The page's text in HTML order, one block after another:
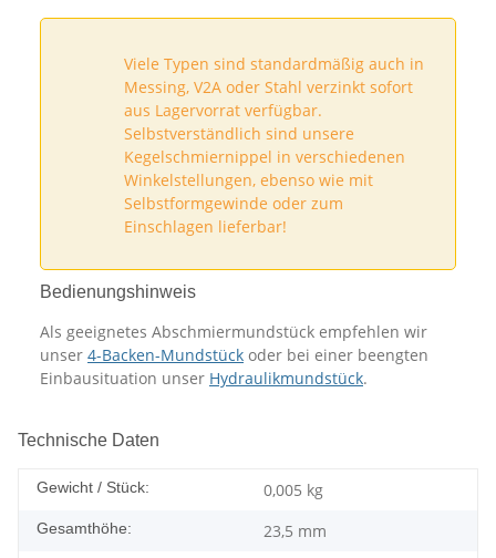
Viele Typen sind standardmäßig auch in
Messing, V2A oder Stahl verzinkt sofort
aus Lagervorrat verfügbar.
Selbstverständlich sind unsere
Kegelschmiernippel in verschiedenen
Winkelstellungen, ebenso wie mit
Selbstformgewinde oder zum
Einschlagen lieferbar!
Bedienungshinweis
Als geeignetes Abschmiermundstück empfehlen wir
unser 4-Backen-Mundstück oder bei einer beengten
Einbausituation unser Hydraulikmundstück.
Technische Daten
Gewicht / Stück: 0,005 kg
Gesamthöhe: 23,5 mm